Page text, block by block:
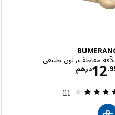
معاطف, لون طبيعي
درهمالاسعار درهم 12.95
مراجعة: 4 من أصل 5 نجوم. إجمالي المراجعات:
(1)